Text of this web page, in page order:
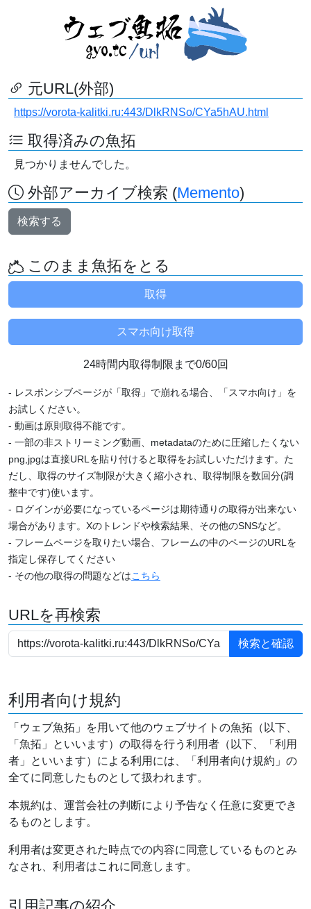
元URL(外部)
https://vorota-kalitki.ru:443/DlkRNSo/CYa5hAU.html
取得済みの魚拓
見つかりませんでした。
外部アーカイブ検索 (Memento)
検索する
このまま魚拓をとる
24時間内取得制限まで0/60回
- レスポンシブページが「取得」で崩れる場合、「スマホ向け」を
お試しください。
- 動画は原則取得不能です。
- 一部の非ストリーミング動画、metadataのために圧縮したくない
png,jpgは直接URLを貼り付けると取得をお試しいただけます。た
だし、取得のサイズ制限が大きく縮小され、取得制限を数回分(調
整中です)使います。
- ログインが必要になっているページは期待通りの取得が出来ない
場合があります。Xのトレンドや検索結果、その他のSNSなど。
- フレームページを取りたい場合、フレームの中のページのURLを
指定し保存してください
- その他の取得の問題などはこちら
URLを再検索
利用者向け規約
「ウェブ魚拓」を用いて他のウェブサイトの魚拓（以下、
「魚拓」といいます）の取得を行う利用者（以下、「利用
者」といいます）による利用には、「利用者向け規約」の
全てに同意したものとして扱われます。
本規約は、運営会社の判断により予告なく任意に変更でき
るものとします。
利用者は変更された時点での内容に同意しているものとみ
なされ、利用者はこれに同意します。